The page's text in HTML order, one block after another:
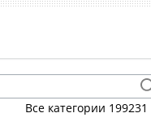
Все категории 199231